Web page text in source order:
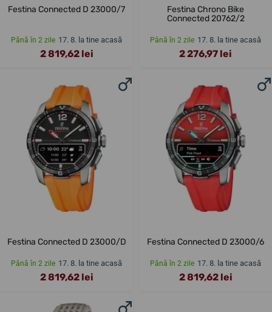
Festina Connected D 23000/7
Până în 2 zile 17. 8. la tine acasă
2 819,62 lei
Festina Chrono Bike
Connected 20762/2
Până în 2 zile 17. 8. la tine acasă
2 276,97 lei
Festina Connected D 23000/D
Până în 2 zile 17. 8. la tine acasă
2 819,62 lei
Festina Connected D 23000/6
Până în 2 zile 17. 8. la tine acasă
2 819,62 lei